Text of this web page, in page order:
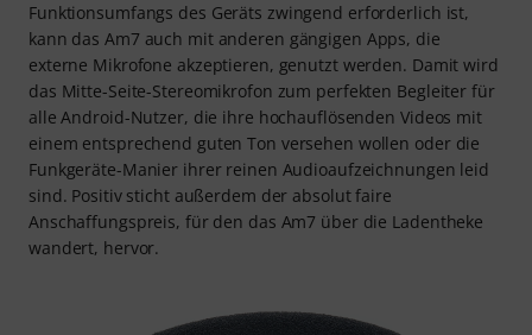
Funktionsumfangs des Geräts zwingend erforderlich ist,
kann das Am7 auch mit anderen gängigen Apps, die
externe Mikrofone akzeptieren, genutzt werden. Damit wird
das Mitte-Seite-Stereomikrofon zum perfekten Begleiter für
alle Android-Nutzer, die ihre hochauflösenden Videos mit
einem entsprechend guten Ton versehen wollen oder die
Funkgeräte-Manier ihrer reinen Audioaufzeichnungen leid
sind. Positiv sticht außerdem der absolut faire
Anschaffungspreis, für den das Am7 über die Ladentheke
wandert, hervor.